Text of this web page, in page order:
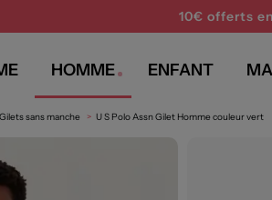
10€ offerts
HOMME ENFANT
Gilets sans manche U S Polo Assn Gilet Homme couleur vert